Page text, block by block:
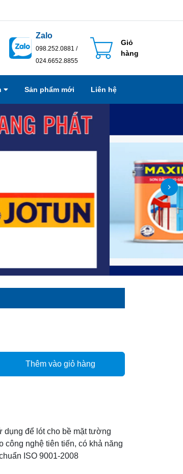
Zalo
098.252.0881 /
024.6652.8855
Giỏ
hàng
Sản phẩm mới Liên hệ
Thêm vào giỏ hàng
để lót cho bề mặt tường
công nghệ tiên tiến, có khả năng
ISO 9001-2008